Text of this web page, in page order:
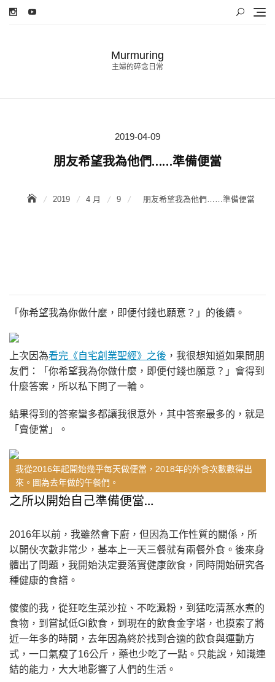
Skip
Murmuring
主婦的碎念日常
Posted
on
2019-04-09
朋友希望我為他們……準備便當
2019 4 月 9 朋友希望我為他們……準備便當
「你希望我為你做什麼，即便付錢也願意？」的後續。
上次因為看完《自宅創業聖經》之後 ，我很想知道如果問朋
友們：「你希望我為你做什麼，即便付錢也願意？」會得到
什麼答案，所以私下問了一輪。
結果得到的答案蠻多都讓我很意外，其中答案最多的，就是
「賣便當」。
我從2016年起開始幾乎每天做便當，2018年的外食次數數得出
來。圖為去年做的午餐們。
之所以開始自己準備便當…
2016年以前，我雖然會下廚，但因為工作性質的關係，所
以開伙次數非常少，基本上一天三餐就有兩餐外食。後來身
體出了問題，我開始決定要落實健康飲食，同時開始研究各
種健康的食譜。
傻傻的我，從狂吃生菜沙拉、不吃澱粉，到猛吃清蒸水煮的
食物，到嘗試低GI飲食，到現在的飲食金字塔，也摸索了將
近一年多的時間，去年因為終於找到合適的飲食與運動方
式，一口氣瘦了16公斤，藥也少吃了一點。只能說，知識連
結的能力，大大地影響了人們的生活。